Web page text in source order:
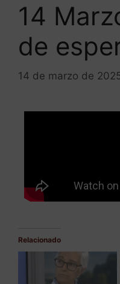
14
de
14 de marzo de
Relacionado